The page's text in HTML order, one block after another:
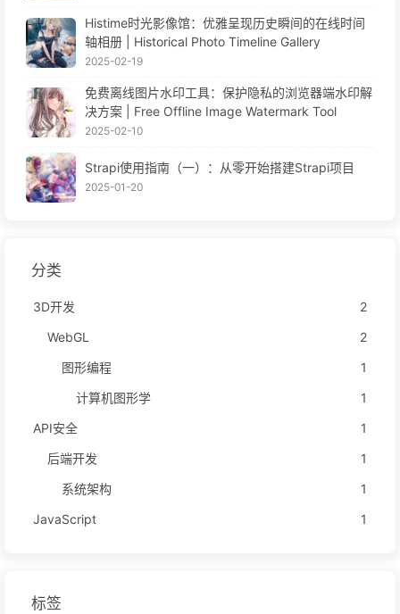
Histime时光影像馆：优雅呈现历史瞬间的在线时间
轴相册 | Historical Photo Timeline Gallery
2025-02-19
免费离线图片水印工具：保护隐私的浏览器端水印解
决方案 | Free Offline Image Watermark Tool
2025-02-10
Strapi使用指南（一）：从零开始搭建Strapi项目
2025-01-20
分类
3D开发
2
WebGL
2
图形编程
1
计算机图形学
1
API安全
1
后端开发
1
系统架构
1
JavaScript
1
标签